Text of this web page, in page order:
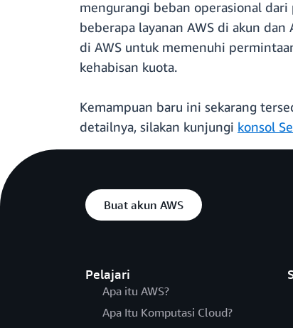
mengurangi beban operasional
beberapa layanan AWS di akun
di AWS untuk memenuhi
kehabisan kuota.
Kemampuan baru ini sekarang
detailnya, silakan kunjungi konsol
Buat akun AWS
Pelajari
Apa itu AWS?
Apa Itu Komputasi Cloud?